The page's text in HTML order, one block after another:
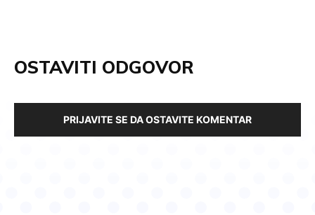
OSTAVITI ODGOVOR
PRIJAVITE SE DA OSTAVITE KOMENTAR